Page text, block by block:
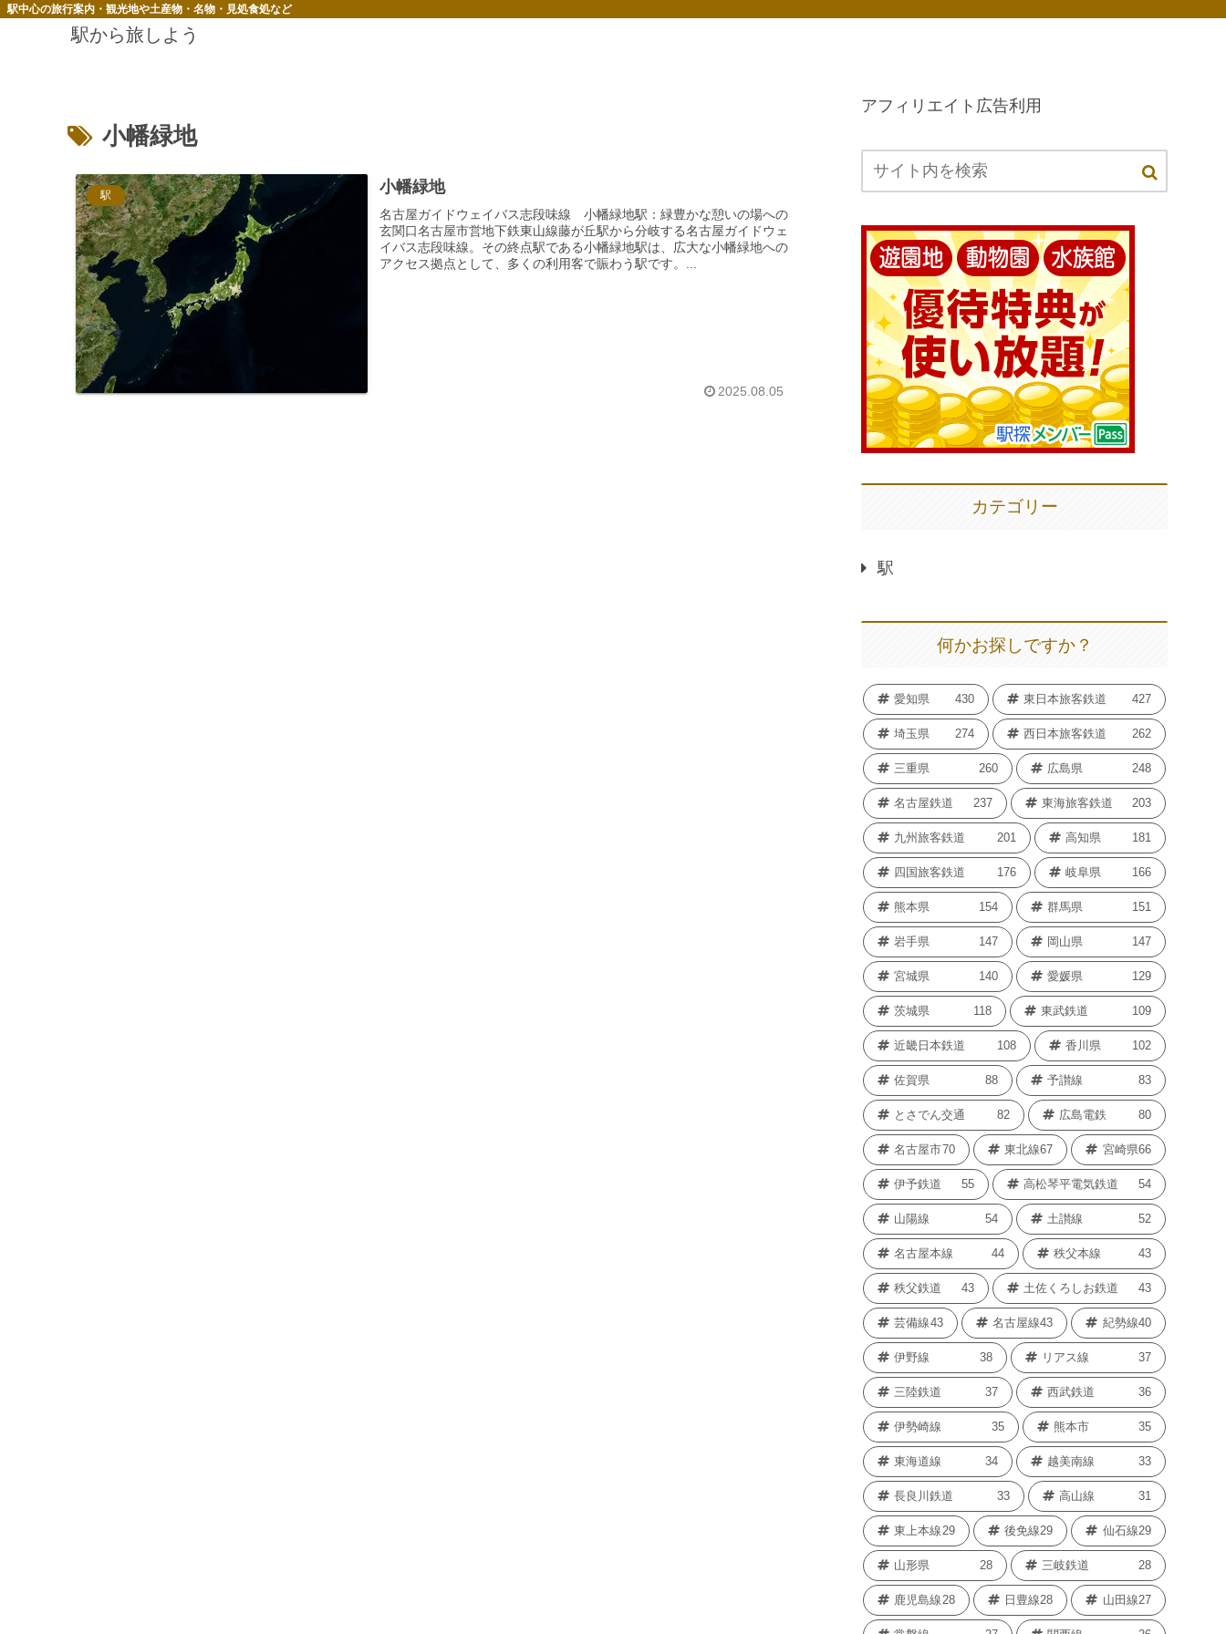
駅中心の旅行案内・観光地や土産物・名物・見処食処など
駅から旅しよう
小幡緑地
駅 小幡緑地
名古屋ガイドウェイバス志段味線 小幡緑地駅：緑豊かな憩いの場への
玄関口名古屋市営地下鉄東山線藤が丘駅から分岐する名古屋ガイドウェ
イバス志段味線。その終点駅である小幡緑地駅は、広大な小幡緑地への
アクセス拠点として、多くの利用客で賑わう駅です。...
2025.08.05
アフィリエイト広告利用
カテゴリー
駅
何かお探しですか？
愛知県 430 東日本旅客鉄道 427
埼玉県 274 西日本旅客鉄道 262
三重県 260 広島県 248
名古屋鉄道 237 東海旅客鉄道 203
九州旅客鉄道 201 高知県 181
四国旅客鉄道 176 岐阜県 166
熊本県 154 群馬県 151
岩手県 147 岡山県 147
宮城県 140 愛媛県 129
茨城県 118 東武鉄道 109
近畿日本鉄道 108 香川県 102
佐賀県 88 予讃線 83
とさでん交通 82 広島電鉄 80
名古屋市70 東北線67 宮崎県66
伊予鉄道 55 高松琴平電気鉄道 54
山陽線 54 土讃線 52
名古屋本線 44 秩父本線 43
秩父鉄道 43 土佐くろしお鉄道 43
芸備線43 名古屋線43 紀勢線40
伊野線 38 リアス線 37
三陸鉄道 37 西武鉄道 36
伊勢崎線 35 熊本市 35
東海道線 34 越美南線 33
長良川鉄道 33 高山線 31
東上本線29 後免線29 仙石線29
山形県 28 三岐鉄道 28
鹿児島線28 日豊線28 山田線27